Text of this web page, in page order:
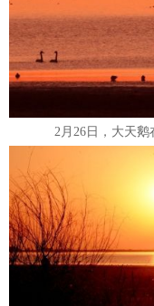
2月26日，大天鹅